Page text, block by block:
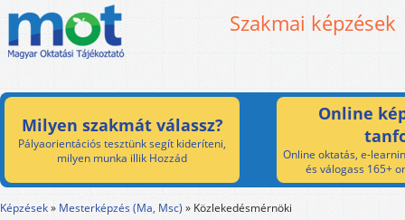
Szakmai képzések
Milyen szakmát válassz?
Pályaorientációs tesztünk segít kideríteni,
milyen munka illik Hozzád
Online
Online oktatás, e-
és válogass 165+
Képzések» Mesterképzés (Ma, Msc) » Közlekedésmérnöki